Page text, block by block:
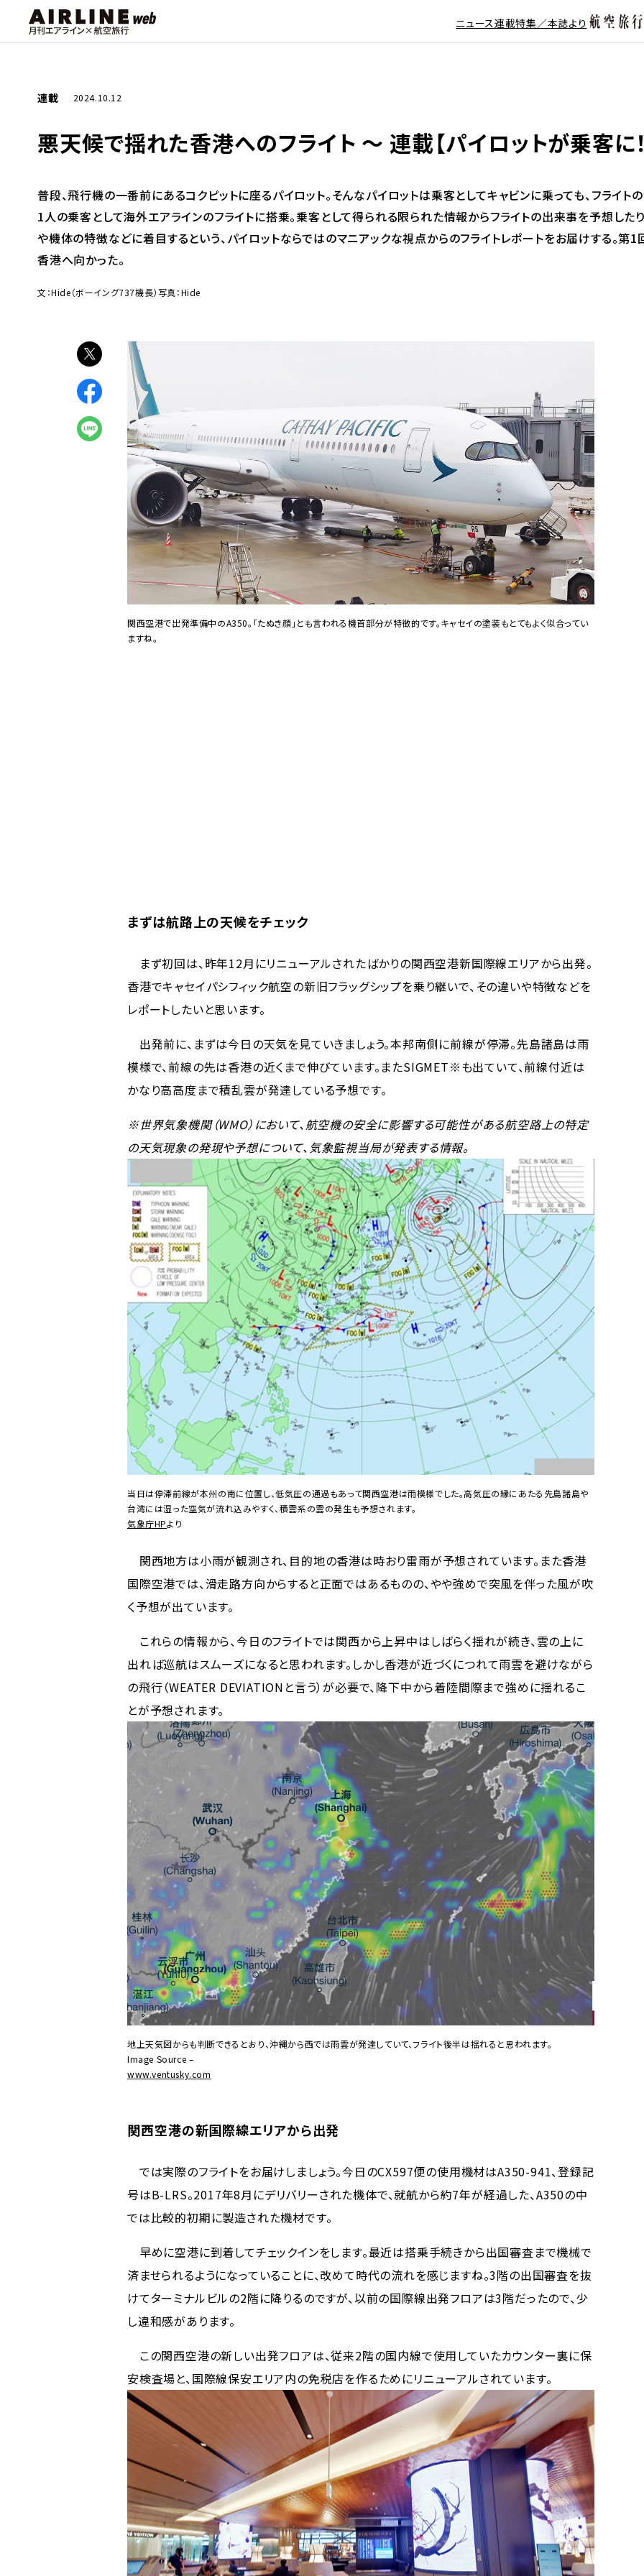
ニュース連載特集／本誌より
連載 2024.10.12
悪天候で揺れた香港へのフライト 〜 連載【パイロットが乗客に
普段、飛行機の一番前にあるコクピットに座るパイロット。そんなパイロットは乗客としてキャビンに乗っても、フライ
1人の乗客として海外エアラインのフライトに搭乗。乗客として得られる限られた情報からフライトの出来事を予想した
や機体の特徴などに着目するという、パイロットならではのマニアックな視点からのフライトレポートをお届けする。第
香港へ向かった。
文：Hide（ボーイング737機長） 写真：Hide
関西空港で出発準備中のA350。「たぬき顔」とも言われる機首部分が特徴的です。キャセイの塗装もとてもよく似合ってい
ますね。
まずは航路上の天候をチェック
まず初回は、昨年12月にリニューアルされたばかりの関西空港新国際線エリアから出発。
香港でキャセイパシフィック航空の新旧フラッグシップを乗り継いで、その違いや特徴などを
レポートしたいと思います。
出発前に、まずは今日の天気を見ていきましょう。本邦南側に前線が停滞。先島諸島は雨
模様で、前線の先は香港の近くまで伸びています。またSIGMET※も出ていて、前線付近は
かなり高高度まで積乱雲が発達している予想です。
※世界気象機関（WMO）において、航空機の安全に影響する可能性がある航空路上の特定
の天気現象の発現や予想について、気象監視当局が発表する情報。
当日は停滞前線が本州の南に位置し、低気圧の通過もあって関西空港は雨模様でした。高気圧の縁にあたる先島諸島や
台湾には湿った空気が流れ込みやすく、積雲系の雲の発生も予想されます。
気象庁HPより
関西地方は小雨が観測され、目的地の香港は時おり雷雨が予想されています。また香港
国際空港では、滑走路方向からすると正面ではあるものの、やや強めで突風を伴った風が吹
く予想が出ています。
これらの情報から、今日のフライトでは関西から上昇中はしばらく揺れが続き、雲の上に
出れば巡航はスムーズになると思われます。しかし香港が近づくにつれて雨雲を避けながら
の飛行（WEATER DEVIATIONと言う）が必要で、降下中から着陸間際まで強めに揺れるこ
とが予想されます。
地上天気図からも判断できるとおり、沖縄から西では雨雲が発達していて、フライト後半は揺れると思われます。
Image Source –
www.ventusky.com
関西空港の新国際線エリアから出発
では実際のフライトをお届けしましょう。今日のCX597便の使用機材はA350-941、登録記
号はB-LRS。2017年8月にデリバリーされた機体で、就航から約7年が経過した、A350の中
では比較的初期に製造された機材です。
早めに空港に到着してチェックインをします。最近は搭乗手続きから出国審査まで機械で
済ませられるようになっていることに、改めて時代の流れを感じますね。3階の出国審査を抜
けてターミナルビルの2階に降りるのですが、以前の国際線出発フロアは3階だったので、少
し違和感があります。
この関西空港の新しい出発フロアは、従来2階の国内線で使用していたカウンター裏に保
安検査場と、国際線保安エリア内の免税店を作るためにリニューアルされています。